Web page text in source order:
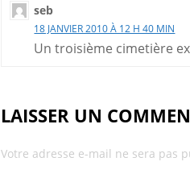
seb
18 JANVIER 2010 À 12 H 40 MIN
Un troisième cimetière
LAISSER UN
Votre adresse e-mail ne sera pas